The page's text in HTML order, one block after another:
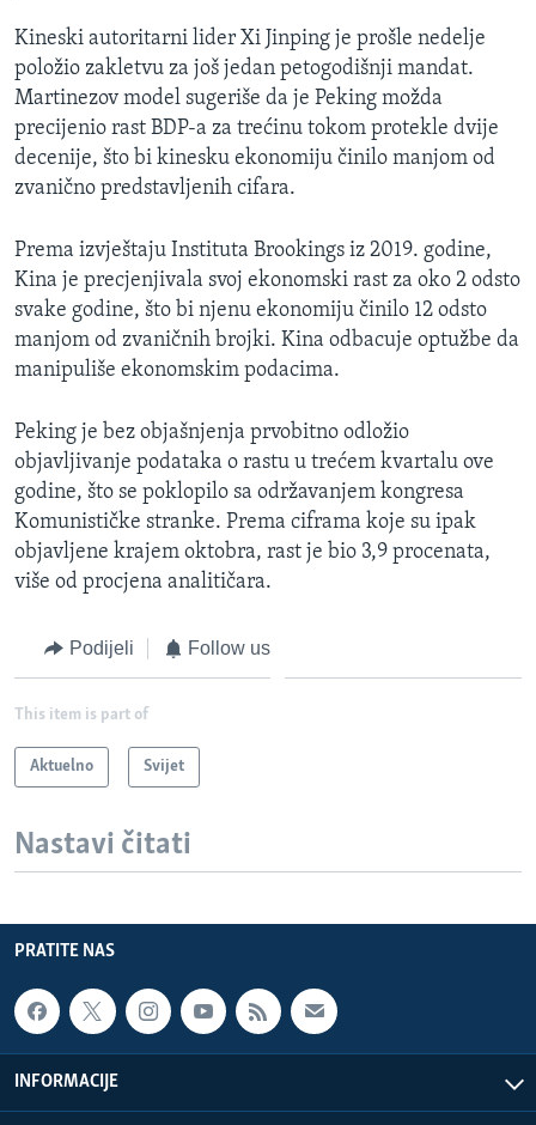
Kineski autoritarni lider Xi Jinping je prošle nedelje
položio zakletvu za još jedan petogodišnji mandat.
Martinezov model sugeriše da je Peking možda
precijenio rast BDP-a za trećinu tokom protekle dvije
decenije, što bi kinesku ekonomiju činilo manjom od
zvanično predstavljenih cifara.
Prema izvještaju Instituta Brookings iz 2019. godine,
Kina je precjenjivala svoj ekonomski rast za oko 2 odsto
svake godine, što bi njenu ekonomiju činilo 12 odsto
manjom od zvaničnih brojki. Kina odbacuje optužbe da
manipuliše ekonomskim podacima.
Peking je bez objašnjenja prvobitno odložio
objavljivanje podataka o rastu u trećem kvartalu ove
godine, što se poklopilo sa održavanjem kongresa
Komunističke stranke. Prema ciframa koje su ipak
objavljene krajem oktobra, rast je bio 3,9 procenata,
više od procjena analitičara.
Podijeli Follow us
This item is part of
Aktuelno Svijet
Nastavi čitati
PRATITE NAS
INFORMACIJE